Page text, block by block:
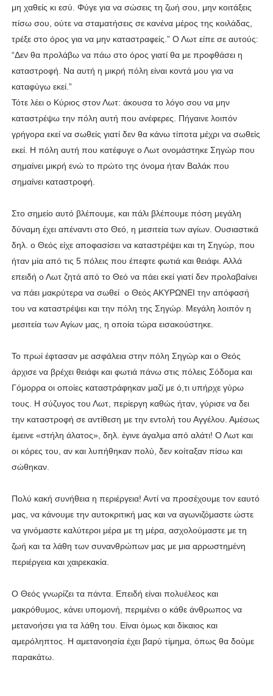
μη χαθείς κι εσύ. Φύγε για να σώσεις τη ζωή σου, μην κοιτάξεις
πίσω σου, ούτε να σταματήσεις σε κανένα μέρος της κοιλάδας,
τρέξε στο όρος για να μην καταστραφείς.” Ο Λωτ είπε σε αυτούς:
“Δεν θα προλάβω να πάω στο όρος γιατί θα με προφθάσει η
καταστροφή. Να αυτή η μικρή πόλη είναι κοντά μου για να
καταφύγω εκεί.”
Τότε λέει ο Κύριος στον Λωτ: άκουσα το λόγο σου να μην
καταστρέψω την πόλη αυτή που ανέφερες. Πήγαινε λοιπόν
γρήγορα εκεί να σωθείς γιατί δεν θα κάνω τίποτα μέχρι να σωθείς
εκεί. Η πόλη αυτή που κατέφυγε ο Λωτ ονομάστηκε Σηγώρ που
σημαίνει μικρή ενώ το πρώτο της όνομα ήταν Βαλάκ που
σημαίνει καταστροφή.
Στο σημείο αυτό βλέπουμε, και πάλι βλέπουμε πόση μεγάλη
δύναμη έχει απέναντι στο Θεό, η μεσιτεία των αγίων. Ουσιαστικά
δηλ. ο Θεός είχε αποφασίσει να καταστρέψει και τη Σηγώρ, που
ήταν μία από τις 5 πόλεις που έπεφτε φωτιά και θειάφι. Αλλά
επειδή ο Λωτ ζητά από το Θεό να πάει εκεί γιατί δεν προλαβαίνει
να πάει μακρύτερα να σωθεί ο Θεός ΑΚΥΡΩΝΕΙ την απόφασή
του να καταστρέψει και την πόλη της Σηγώρ. Μεγάλη λοιπόν η
μεσιτεία των Αγίων μας, η οποία τώρα εισακούστηκε.
Το πρωί έφτασαν με ασφάλεια στην πόλη Σηγώρ και ο Θεός
άρχισε να βρέχει θειάφι και φωτιά πάνω στις πόλεις Σόδομα και
Γόμορρα οι οποίες καταστράφηκαν μαζί με ό,τι υπήρχε γύρω
τους. Η σύζυγος του Λωτ, περίεργη καθώς ήταν, γύρισε να δει
την καταστροφή σε αντίθεση με την εντολή του Αγγέλου. Αμέσως
έμεινε «στήλη άλατος», δηλ. έγινε άγαλμα από αλάτι! Ο Λωτ και
οι κόρες του, αν και λυπήθηκαν πολύ, δεν κοίταξαν πίσω και
σώθηκαν.
Πολύ κακή συνήθεια η περιέργεια! Αντί να προσέχουμε τον εαυτό
μας, να κάνουμε την αυτοκριτική μας και να αγωνιζόμαστε ώστε
να γινόμαστε καλύτεροι μέρα με τη μέρα, ασχολούμαστε με τη
ζωή και τα λάθη των συνανθρώπων μας με μια αρρωστημένη
περιέργεια και χαιρεκακία.
Ο Θεός γνωρίζει τα πάντα. Επειδή είναι πολυέλεος και
μακρόθυμος, κάνει υπομονή, περιμένει ο κάθε άνθρωπος να
μετανοήσει για τα λάθη του. Είναι όμως και δίκαιος και
αμερόληπτος. Η αμετανοησία έχει βαρύ τίμημα, όπως θα δούμε
παρακάτω.